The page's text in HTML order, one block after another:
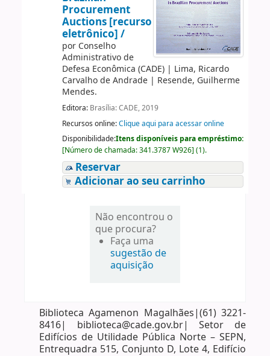
Procurement
Auctions [recurso
eletrônico] /
por Conselho
Administrativo de
Defesa Econômica (CADE)| Lima, Ricardo
Carvalho de Andrade| Resende, Guilherme
Mendes.
Editora: Brasília: CADE, 2019
Recursos online:Clique aqui para acessar online
Disponibilidade:Itens disponíveis para empréstimo:
[Número de chamada:341.3787 W926] (1).
Reservar
Adicionar ao seu carrinho
Não encontrou o
que procura?
Faça uma
sugestão de
aquisição
Biblioteca Agamenon Magalhães|(61) 3221-
8416| biblioteca@cade.gov.br| Setor de
Edifícios de Utilidade Pública Norte – SEPN,
Entrequadra 515, Conjunto D, Lote 4, Edifício